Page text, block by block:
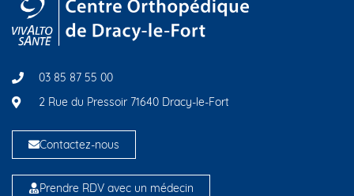
03 85 87 55 00
2 Rue du Pressoir 71640 Dracy-le-Fort
Contactez-nous
Prendre RDV avec un médecin